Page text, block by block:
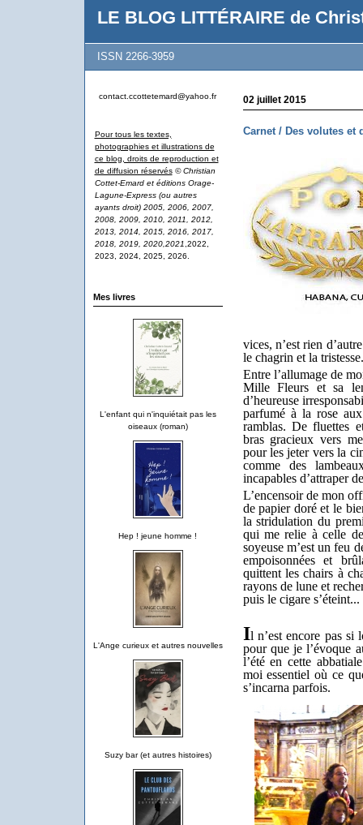
LE BLOG LITTÉRAIRE de
ISSN 2266-3959
contact.ccottetemard@yahoo.fr
Pour tous les textes,
photographies et illustrations de
ce blog, droits de reproduction et
de diffusion réservés © Christian
Cottet-Emard et éditions Orage-
Lagune-Express (ou autres
ayants droit) 2005, 2006, 2007,
2008, 2009, 2010, 2011, 2012,
2013, 2014, 2015, 2016, 2017,
2018, 2019, 2020,2021 ,2022,
2023, 2024, 2025, 2026.
Mes livres
L'enfant qui n'inquiétait pas les
oiseaux (roman)
Hep ! jeune homme !
L'Ange curieux et autres nouvelles
Suzy bar (et autres histoires)
02 juillet 2015
Carnet / Des volutes et
vices, n’est rien
le chagrin et la tristesse.
Entre l’allumage de
Mille Fleurs et sa
d’heureuse
parfumé à la rose
ramblas. De fluettes
bras gracieux vers
pour les jeter vers la
comme des
incapables d’attraper
L’encensoir de mon
de papier doré et le
la stridulation du
qui me relie à celle
soyeuse m’est un feu
empoisonnées et
quittent les chairs à
rayons de lune et
puis le cigare s’éteint...
Il n’est encore pas si
pour que je l’évoque
l’été en cette
moi essentiel où ce
s’incarna parfois.